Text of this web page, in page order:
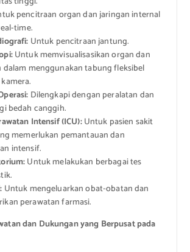
pencitraan organ dan jaringan internal
time.
Untuk pencitraan jantung.
Untuk memvisualisasikan organ dan
dalam menggunakan tabung fleksibel
Dilengkapi dengan peralatan dan
bedah canggih.
Intensif (ICU):Untuk pasien sakit
memerlukan pemantauan dan
intensif.
Untuk melakukan berbagai tes
Untuk mengeluarkan obat-obatan dan
perawatan farmasi.
dan Dukungan yang Berpusat pada